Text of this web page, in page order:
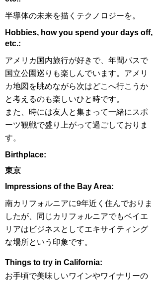
半導体の未来を描くテクノロジーを。
Hobbies, how you spend your days off,
etc.:
アメリカ国内旅行が好きで、年間パスで
国立公園巡りも楽しんでいます。アメリ
カ地図を眺めながら次はどこへ行こうか
と考えるのも楽しいひと時です。
また、時には友人と集まって一緒にスポ
ーツ観戦で盛り上がって過ごしておりま
す。
Birthplace:
東京
Impressions of the Bay Area:
南カリフォルニアに9年近く住んでおりま
したが、同じカリフォルニアでもベイエ
リアはビジネスとしてエキサイティング
な場所という印象です。
Things to try in California:
お手頃で美味しいワインやワイナリーの